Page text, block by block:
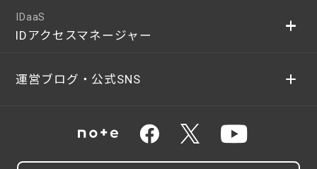
IDaaS
IDアクセスマネージャー
運営ブログ・公式SNS